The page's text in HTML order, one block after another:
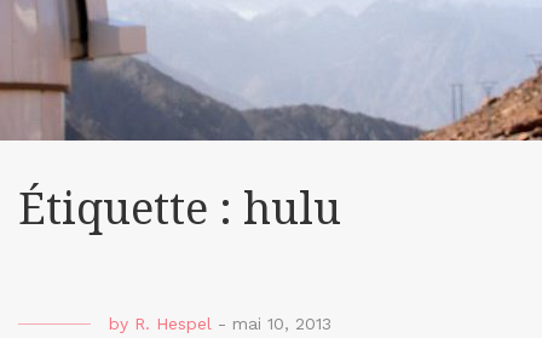
Étiquette : hulu
by R. Hespel - mai 10, 2013